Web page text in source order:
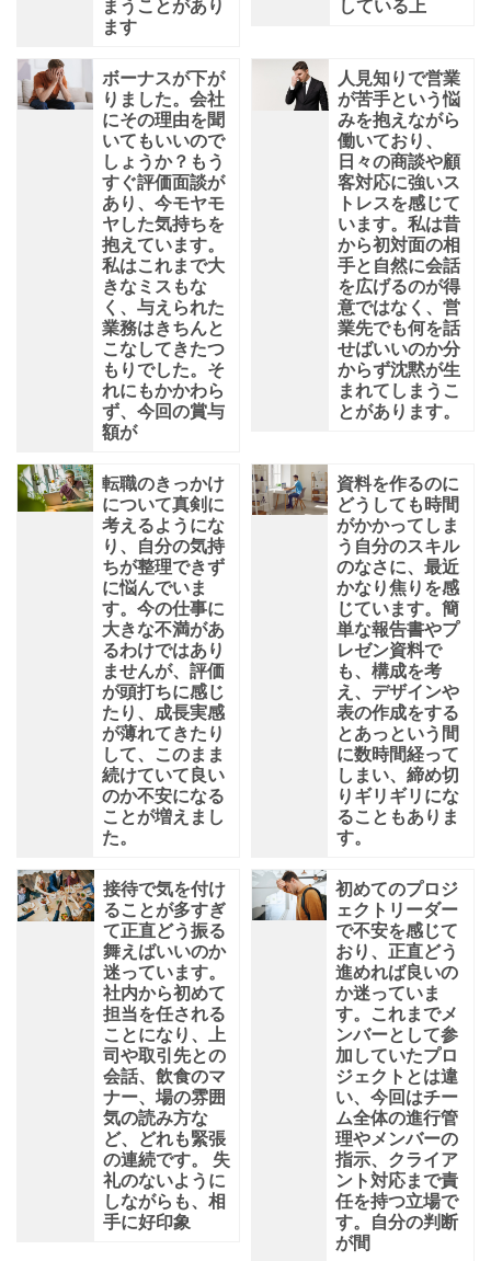
まうことがあり
ます
している上
ボーナスが下が
りました。会社
にその理由を聞
いてもいいので
しょうか？もう
すぐ評価面談が
あり、今モヤモ
ヤした気持ちを
抱えています。
私はこれまで大
きなミスもな
く、与えられた
業務はきちんと
こなしてきたつ
もりでした。そ
れにもかかわら
ず、今回の賞与
額が
人見知りで営業
が苦手という悩
みを抱えながら
働いており、
日々の商談や顧
客対応に強いス
トレスを感じて
います。私は昔
から初対面の相
手と自然に会話
を広げるのが得
意ではなく、営
業先でも何を話
せばいいのか分
からず沈黙が生
まれてしまうこ
とがあります。
転職のきっかけ
について真剣に
考えるようにな
り、自分の気持
ちが整理できず
に悩んでいま
す。今の仕事に
大きな不満があ
るわけではあり
ませんが、評価
が頭打ちに感じ
たり、成長実感
が薄れてきたり
して、このまま
続けていて良い
のか不安になる
ことが増えまし
た。
資料を作るのに
どうしても時間
がかかってしま
う自分のスキル
のなさに、最近
かなり焦りを感
じています。簡
単な報告書やプ
レゼン資料で
も、構成を考
え、デザインや
表の作成をする
とあっという間
に数時間経って
しまい、締め切
りギリギリにな
ることもありま
す。
接待で気を付け
ることが多すぎ
て正直どう振る
舞えばいいのか
迷っています。
社内から初めて
担当を任される
ことになり、上
司や取引先との
会話、飲食のマ
ナー、場の雰囲
気の読み方な
ど、どれも緊張
の連続です。 失
礼のないように
しながらも、相
手に好印象
初めてのプロジ
ェクトリーダー
で不安を感じて
おり、正直どう
進めれば良いの
か迷っていま
す。これまでメ
ンバーとして参
加していたプロ
ジェクトとは違
い、今回はチー
ム全体の進行管
理やメンバーの
指示、クライア
ント対応まで責
任を持つ立場で
す。自分の判断
が間